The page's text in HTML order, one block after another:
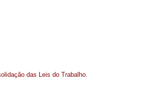
das Leis do Trabalho.